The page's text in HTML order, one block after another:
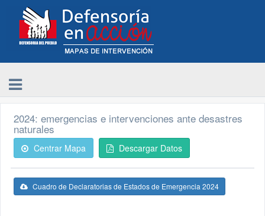
2024: emergencias e intervenciones ante desastres
naturales
Centrar Mapa Descargar Datos
Cuadro de Declaratorias de Estados de Emergencia 2024